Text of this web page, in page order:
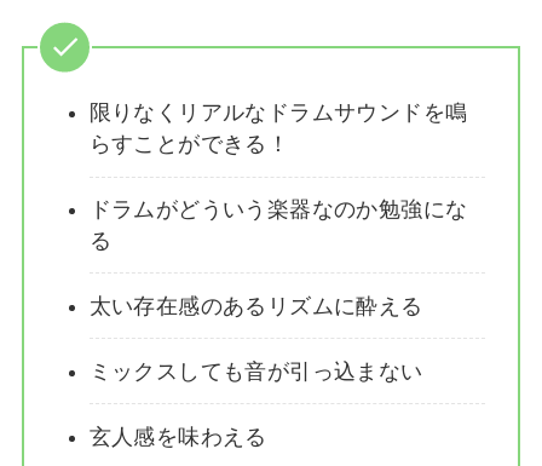
限りなくリアルなドラムサウンドを鳴
らすことができる！
ドラムがどういう楽器なのか勉強にな
る
太い存在感のあるリズムに酔える
ミックスしても音が引っ込まない
玄人感を味わえる